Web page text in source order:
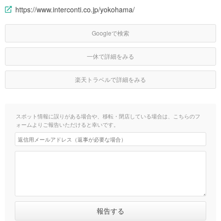
https://www.interconti.co.jp/yokohama/
Googleで検索
一休で詳細をみる
楽天トラベルで詳細をみる
スポット情報に誤りがある場合や、移転・閉店している場合は、こちらのフ
ォームよりご報告いただけると幸いです。